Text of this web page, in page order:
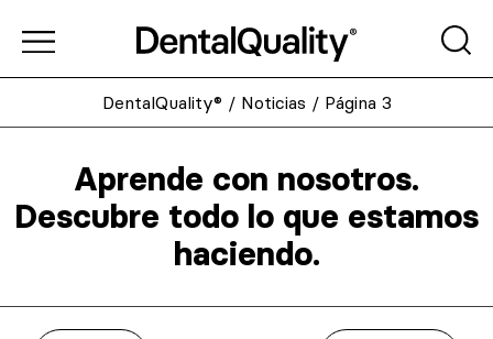
DentalQuality® / Noticias / Página 3
Aprende con nosotros.
Descubre todo lo que estamos
haciendo.